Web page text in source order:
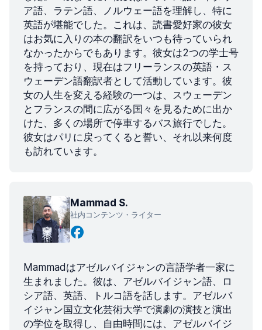
ア語、ラテン語、ノルウェー語を理解し、特に
英語が堪能でした。これは、読書愛好家の彼女
はお気に入りの本の翻訳をいつも待っていられ
なかったからでもあります。彼女は2つの学士号
を持っており、現在はフリーランスの英語・ス
ウェーデン語翻訳者として活動しています。彼
女の人生を変える経験の一つは、スウェーデン
とフランスの間に広がる国々を見るために出か
けた、多くの場所で停車するバス旅行でした。
彼女はパリに戻ってくると誓い、それ以来何度
も訪れています。
Mammad S.
社内コンテンツ・ライター
Mammadはアゼルバイジャンの言語学者一家に
生まれました。彼は、アゼルバイジャン語、ロ
シア語、英語、トルコ語を話します。アゼルバ
イジャン国立文化芸術大学で演劇の演技と演出
の学位を取得し、自由時間には、アゼルバイジ